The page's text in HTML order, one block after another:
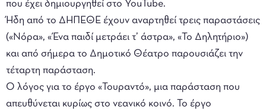
που έχει δημιουργηθεί στο YouTube.
Ήδη από το ΔΗΠΕΘΕ έχουν αναρτηθεί τρεις παραστάσεις
(«Νόρα», «Ένα παιδί μετράει τ’ άστρα», «Το Δηλητήριο»)
και από σήμερα το Δημοτικό Θέατρο παρουσιάζει την
τέταρτη παράσταση.
Ο λόγος για το έργο «Τουραντό», μια παράσταση που
απευθύνεται κυρίως στο νεανικό κοινό. Το έργο